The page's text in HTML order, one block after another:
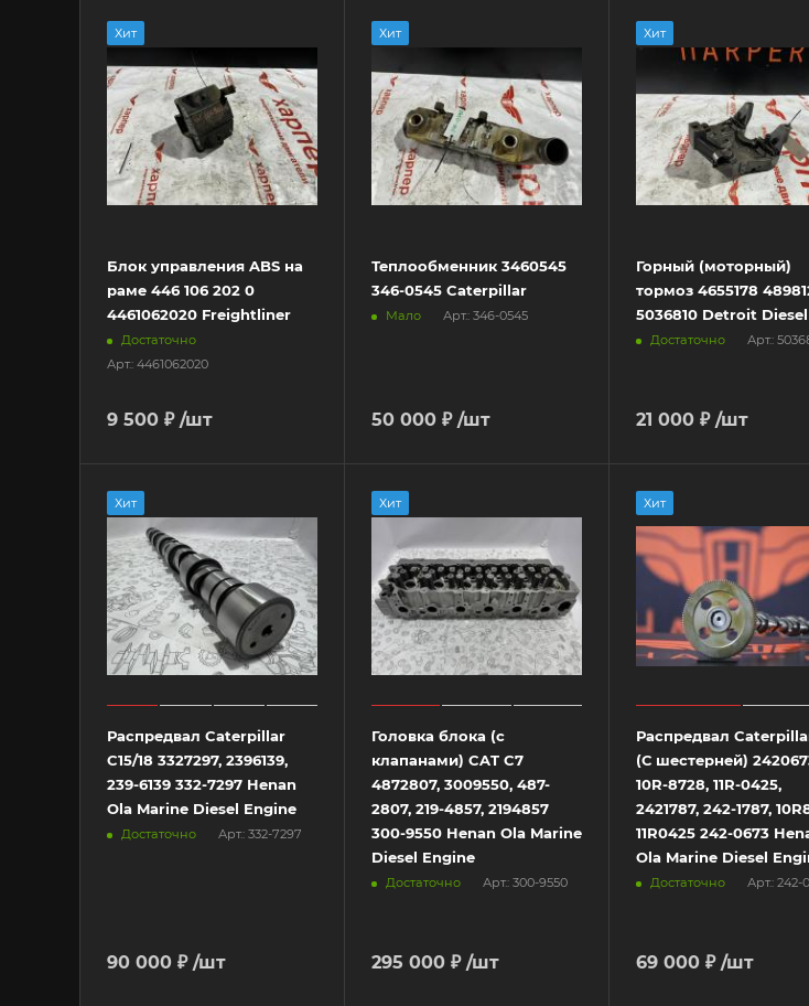
Хит
Блок управления ABS на
раме 446 106 202 0
4461062020 Freightliner
Достаточно
Арт.: 4461062020
9 500 ₽ /шт
Хит
Теплообменник 3460545
346-0545 Caterpillar
Мало Арт.: 346-0545
50 000 ₽ /шт
Хит
Горный (моторный)
тормоз 4655178 4898128
5036810 Detroit Diesel
Достаточно Арт.:
21 000 ₽ /шт
Хит
Распредвал Caterpillar
C15/18 3327297, 2396139,
239-6139 332-7297 Henan
Ola Marine Diesel Engine
Достаточно Арт.: 332-7297
90 000 ₽ /шт
Хит
Головка блока (c
клапанами) CAT C7
4872807, 3009550, 487-
2807, 219-4857, 2194857
300-9550 Henan Ola Marine
Diesel Engine
Достаточно Арт.: 300-9550
295 000 ₽ /шт
Хит
Распредвал
(С шестерней)
10R-8728, 11R-0425,
2421787, 242-1787,
11R0425 242-0673
Ola Marine Diesel
Достаточно Арт.: 242-
69 000 ₽ /шт